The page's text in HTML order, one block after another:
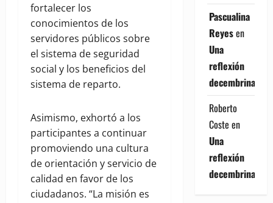
fortalecer los
conocimientos de los
servidores públicos sobre
el sistema de seguridad
social y los beneficios del
sistema de reparto.
Asimismo, exhortó a los
participantes a continuar
promoviendo una cultura
de orientación y servicio de
calidad en favor de los
ciudadanos. “La misión es
Pascualina
Reyesen
Una
reflexión
decembrina
Roberto
Coste en
Una
reflexión
decembrina